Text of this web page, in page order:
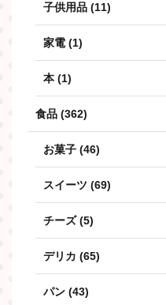
子供用品 (11)
家電 (1)
本 (1)
食品 (362)
お菓子 (46)
スイーツ (69)
チーズ (5)
デリカ (65)
パン (43)